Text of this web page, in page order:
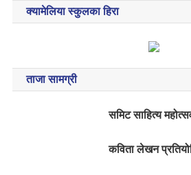
क्यामेलिया स्कुलका हिरा
ताजा सामग्री
समिट साहित्य
कविता लेखन